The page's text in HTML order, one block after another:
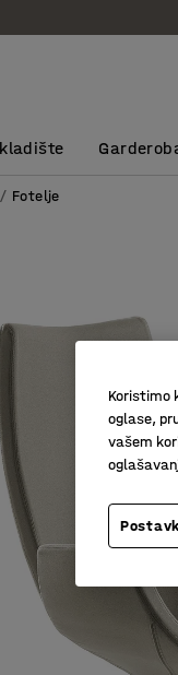
Fotelje
Koristimo
oglase,
vašem